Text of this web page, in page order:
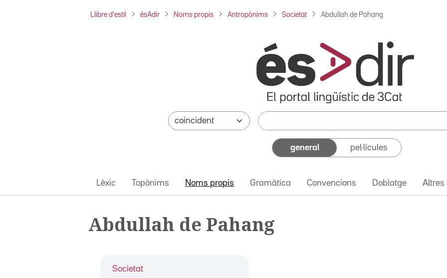
Llibre d'estil ésAdir Noms propis Antropònims Societat Abdullah de Pahang
general pel·lícules
Lèxic Topònims Noms propis Gramàtica Convencions Doblatge Altres
Abdullah de Pahang
Societat